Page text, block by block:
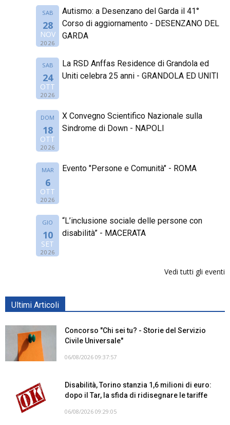
SAB
28
NOV
2026
Autismo: a Desenzano del Garda il 41°
Corso di aggiornamento - DESENZANO DEL
GARDA
SAB
24
OTT
2026
La RSD Anffas Residence di Grandola ed
Uniti celebra 25 anni - GRANDOLA ED UNITI
DOM
18
OTT
2026
X Convegno Scientifico Nazionale sulla
Sindrome di Down - NAPOLI
MAR
6
OTT
2026
Evento "Persone e Comunità" - ROMA
GIO
10
SET
2026
“L’inclusione sociale delle persone con
disabilità” - MACERATA
Vedi tutti gli eventi
Ultimi Articoli
Concorso "Chi sei tu? - Storie del Servizio
Civile Universale"
06/08/2026 09:37:57
Disabilità, Torino stanzia 1,6 milioni di euro:
dopo il Tar, la sfida di ridisegnare le tariffe
06/08/2026 09:29:05